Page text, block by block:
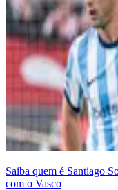
Saiba quem é Santiago
com o Vasco